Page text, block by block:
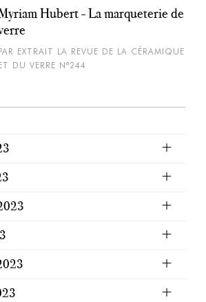
Hubert - La marqueterie de
EXTRAIT LA REVUE DE LA CÉRAMIQUE
DU VERRE N°244